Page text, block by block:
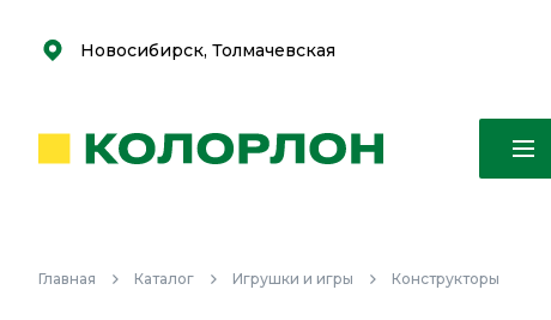
Скоро
Скоро
Новосибирск, Толмачевская
Главная Каталог Игрушки и игры Конструкторы